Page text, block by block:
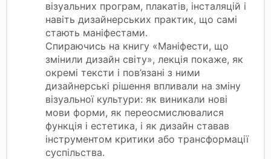
візуальних програм, плакатів, інсталяцій і
навіть дизайнерських практик, що самі
стають маніфестами.
Спираючись на книгу «Маніфести, що
змінили дизайн світу», лекція покаже, як
окремі тексти і пов’язані з ними
дизайнерські рішення впливали на зміну
візуальної культури: як виникали нові
мови форми, як переосмислювалися
функція і естетика, і як дизайн ставав
інструментом критики або трансформації
суспільства.